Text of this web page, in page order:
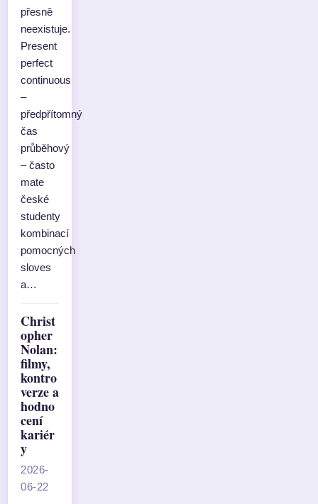
přesně
neexistuje.
Present
perfect
continuous
–
předpřítomný
čas
průběhový
– často
mate
české
studenty
kombinací
pomocných
sloves
a…
Christ
opher
Nolan:
filmy,
kontro
verze a
hodno
cení
kariér
y
2026-
06-22